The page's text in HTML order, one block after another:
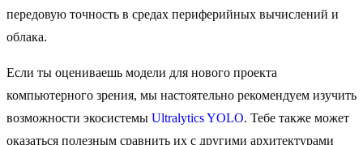
передовую точность в средах периферийных вычислений и
облака.
Если ты оцениваешь модели для нового проекта
компьютерного зрения, мы настоятельно рекомендуем изучить
возможности экосистемы Ultralytics YOLO. Тебе также может
оказаться полезным сравнить их с другими архитектурами